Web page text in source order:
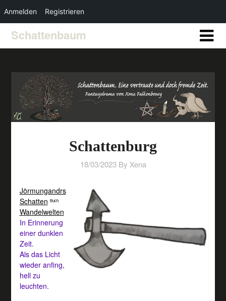
Schattenbaum
Schattenburg
18/03/2023 By Xena
Jörmungandrs
Schatten Buch
Wandelwelten
In Erinnerung
einer dunklen
Zeit.
Als das Licht
wieder anfing,
hell zu
leuchten.
Anmelden Registrieren